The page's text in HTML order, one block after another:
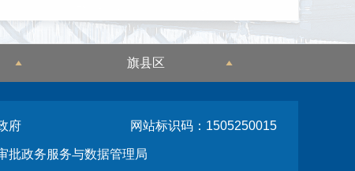
旗县区
府 网站标识码：1505250015
批政务服务与数据管理局